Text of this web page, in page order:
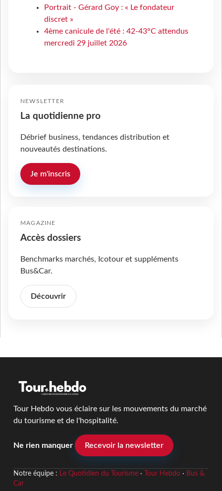
Portrait - Gérard Goy : « Le fondateur
discret »
4ème canicule de l'été : 42-43°C attendus
mercredi 29 juillet 2026
NEWSLETTER
La quotidienne pro
Débrief business, tendances distribution et
nouveautés destinations.
Je m'inscris
MAGAZINE
Accès dossiers
Benchmarks marchés, Icotour et suppléments
Bus&Car.
Découvrir
Tour Hebdo vous éclaire sur les mouvements du marché
du tourisme et de l'hospitalité.
Ne rien manquer Recevoir la newsletter
Notre équipe : Le Quotidien du Tourisme· Tour Hebdo· Bus &
Car